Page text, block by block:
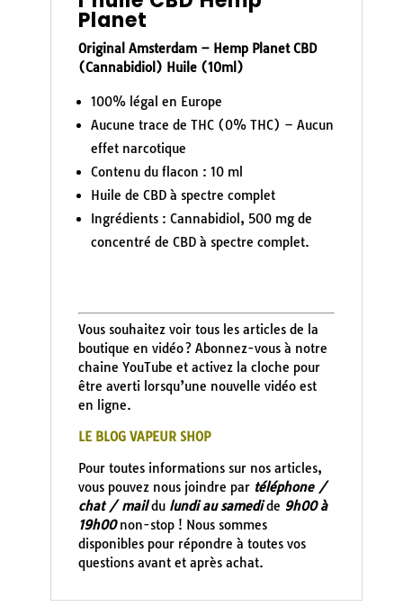
Planet
Original Amsterdam – Hemp Planet CBD
(Cannabidiol) Huile (10ml)
100% légal en Europe
Aucune trace de THC (0% THC) – Aucun
effet narcotique
Contenu du flacon : 10 ml
Huile de CBD à spectre complet
Ingrédients : Cannabidiol, 500 mg de
concentré de CBD à spectre complet.
Vous souhaitez voir tous les articles de la
boutique en vidéo ? Abonnez-vous à notre
chaine YouTube et activez la cloche pour
être averti lorsqu’une nouvelle vidéo est
en ligne.
LE BLOG VAPEUR SHOP
Pour toutes informations sur nos articles,
vous pouvez nous joindre par téléphone /
chat / maildu lundi au samedide 9h00 à
19h00non-stop ! Nous sommes
disponibles pour répondre à toutes vos
questions avant et après achat.